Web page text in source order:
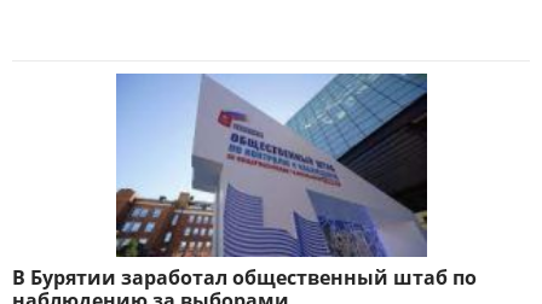
В Бурятии заработал общественный штаб по